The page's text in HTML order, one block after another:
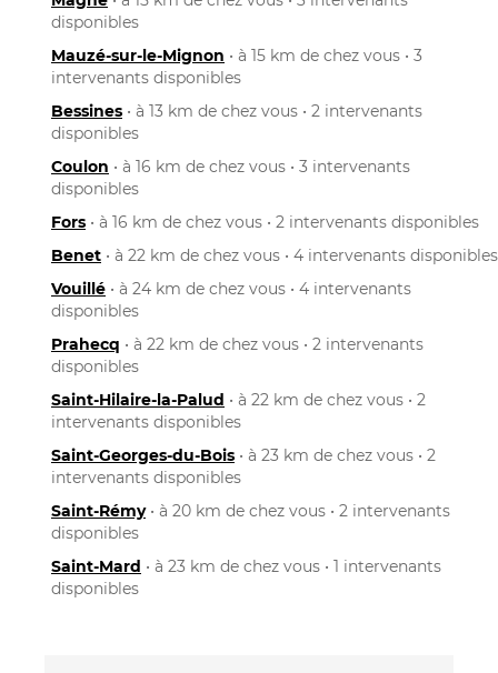
disponibles
Mauzé-sur-le-Mignon • à 15 km de chez vous • 3
intervenants disponibles
Bessines • à 13 km de chez vous • 2 intervenants
disponibles
Coulon • à 16 km de chez vous • 3 intervenants
disponibles
Fors • à 16 km de chez vous • 2 intervenants disponibles
Benet • à 22 km de chez vous • 4 intervenants disponibles
Vouillé • à 24 km de chez vous • 4 intervenants
disponibles
Prahecq • à 22 km de chez vous • 2 intervenants
disponibles
Saint-Hilaire-la-Palud • à 22 km de chez vous • 2
intervenants disponibles
Saint-Georges-du-Bois • à 23 km de chez vous • 2
intervenants disponibles
Saint-Rémy• à 20 km de chez vous • 2 intervenants
disponibles
Saint-Mard • à 23 km de chez vous • 1 intervenants
disponibles